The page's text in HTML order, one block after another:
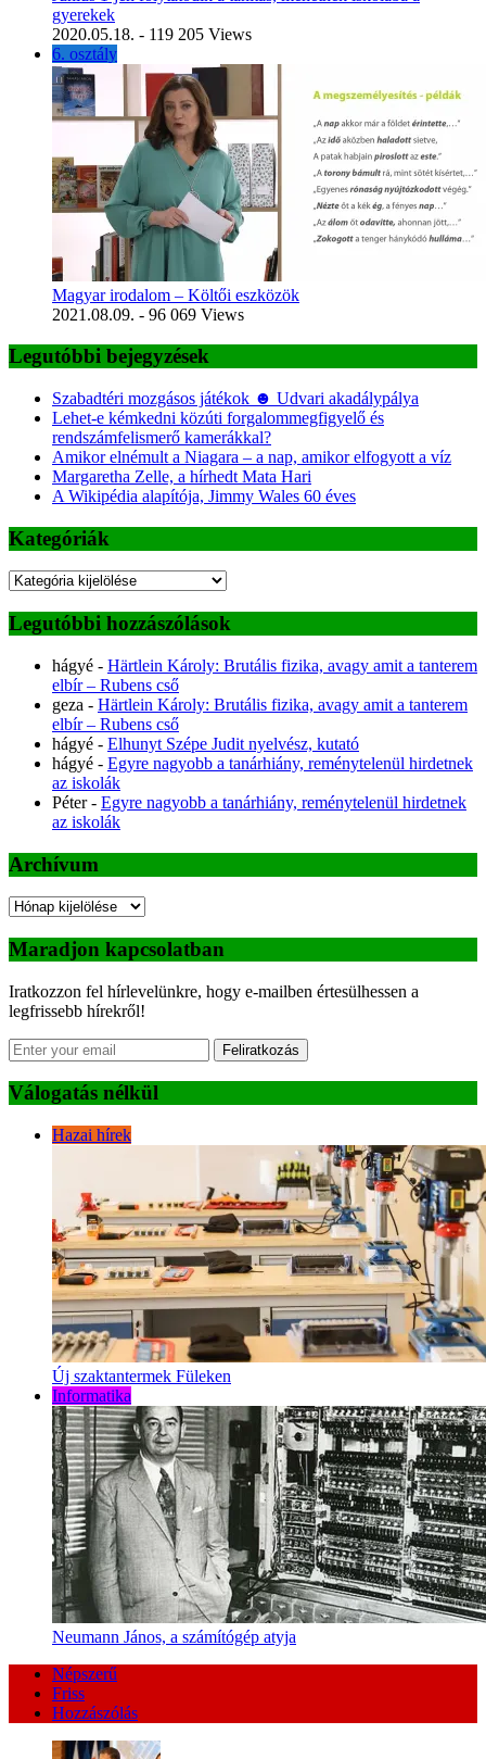
gyerekek
2020.05.18. - 119 205 Views
6. osztály
Magyar irodalom – Költői eszközök
2021.08.09. - 96 069 Views
Legutóbbi bejegyzések
Szabadtéri mozgásos játékok ☻ Udvari akadálypálya
Lehet-e kémkedni közúti forgalommegfigyelő és
rendszámfelismerő kamerákkal?
Amikor elnémult a Niagara – a nap, amikor elfogyott a víz
Margaretha Zelle, a hírhedt Mata Hari
A Wikipédia alapítója, Jimmy Wales 60 éves
Kategóriák
Kategóriák
Legutóbbi hozzászólások
hágyé - Härtlein Károly: Brutális fizika, avagy amit a tanterem
elbír – Rubens cső
geza - Härtlein Károly: Brutális fizika, avagy amit a tanterem
elbír – Rubens cső
hágyé - Elhunyt Szépe Judit nyelvész, kutató
hágyé - Egyre nagyobb a tanárhiány, reménytelenül hirdetnek
az iskolák
Péter- Egyre nagyobb a tanárhiány, reménytelenül hirdetnek
az iskolák
Archívum
Archívum
Maradjon kapcsolatban
Iratkozzon fel hírlevelünkre, hogy e-mailben értesülhessen a
legfrissebb hírekről!
Feliratkozás
Válogatás nélkül
Hazai hírek
Új szaktantermek Füleken
Informatika
Neumann János, a számítógép atyja
Népszerű
Friss
Hozzászólás